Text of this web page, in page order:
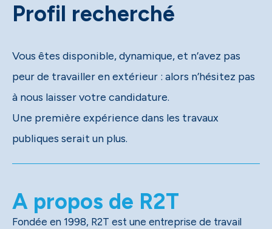
Profil recherché
Vous êtes disponible, dynamique, et n’avez pas
peur de travailler en extérieur : alors n’hésitez pas
à nous laisser votre candidature.
Une première expérience dans les travaux
publiques serait un plus.
A propos de R2T
Fondée en 1998, R2T est une entreprise de travail